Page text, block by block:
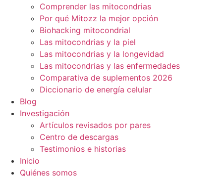
Comprender las mitocondrias
Por qué Mitozz la mejor opción
Biohacking mitocondrial
Las mitocondrias y la piel
Las mitocondrias y la longevidad
Las mitocondrias y las enfermedades
Comparativa de suplementos 2026
Diccionario de energía celular
Blog
Investigación
Artículos revisados por pares
Centro de descargas
Testimonios e historias
Inicio
Quiénes somos